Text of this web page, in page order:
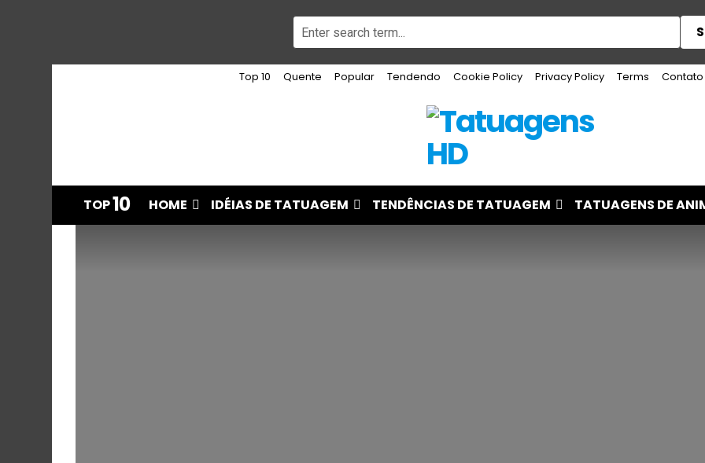
Top 10 Quente Popular Tendendo Cookie Policy Privacy Policy Terms Contato
TOP10 HOME IDÉIAS DE TATUAGEM TENDÊNCIAS DE TATUAGEM TATUAGENS DE